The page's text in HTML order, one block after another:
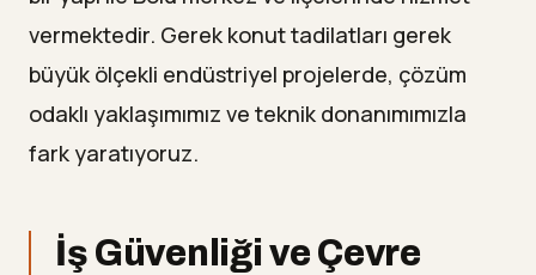
vermektedir. Gerek konut tadilatları gerek
büyük ölçekli endüstriyel projelerde, çözüm
odaklı yaklaşımımız ve teknik donanımımızla
fark yaratıyoruz.
İş Güvenliği ve Çevre